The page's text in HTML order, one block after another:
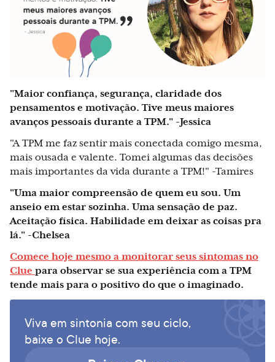
"Maior confiança, segurança, claridade dos
pensamentos e motivação. Tive meus maiores
avanços pessoais durante a TPM." -Jessica
"A TPM me faz sentir mais conectada comigo mesma,
mais ousada e valente. Tomei algumas das decisões
mais importantes da vida durante a TPM!" -Tamires
"Uma maior compreensão de quem eu sou. Um
anseio em estar sozinha. Uma sensação de paz.
Aceitação física. Habilidade em deixar as coisas pra
lá." -Chelsea
Comece hoje mesmo a monitorar seus sintomas no
Clue para observar se sua experiência com a TPM
tende mais para o positivo do que o imaginado.
Viva em sintonia com seu ciclo,
baixe o Clue hoje.